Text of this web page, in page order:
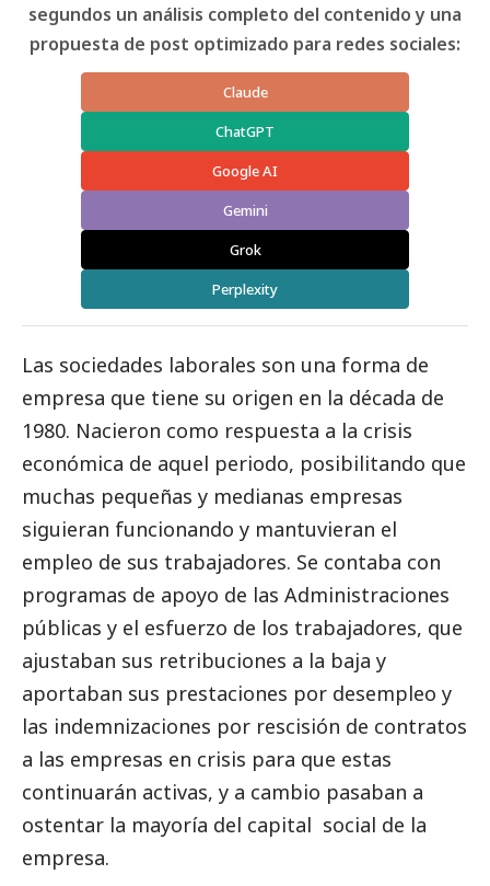
segundos un análisis completo del contenido y una
propuesta de post optimizado para redes sociales:
Claude
ChatGPT
Google AI
Gemini
Grok
Perplexity
Las sociedades laborales son una forma de
empresa que tiene su origen en la década de
1980. Nacieron como respuesta a la crisis
económica de aquel periodo, posibilitando que
muchas pequeñas y medianas empresas
siguieran funcionando y mantuvieran el
empleo de sus trabajadores. Se contaba con
programas de apoyo de las Administraciones
públicas y el esfuerzo de los trabajadores, que
ajustaban sus retribuciones a la baja y
aportaban sus prestaciones por desempleo y
las indemnizaciones por rescisión de contratos
a las empresas en crisis para que estas
continuarán activas, y a cambio pasaban a
ostentar la mayoría del capital social de la
empresa.